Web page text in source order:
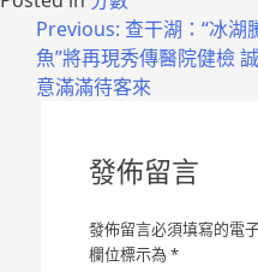
Previous: 查干湖：“冰湖
魚”將再現秀傳醫院健檢 誠
意滿滿待客來
發佈留言
發佈留言必須填寫的電
欄位標示為*